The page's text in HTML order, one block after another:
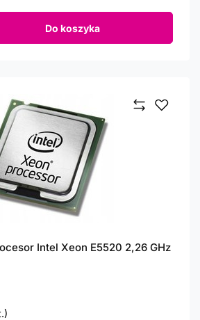
Do koszyka
Intel Xeon E5520 2,26 GHz